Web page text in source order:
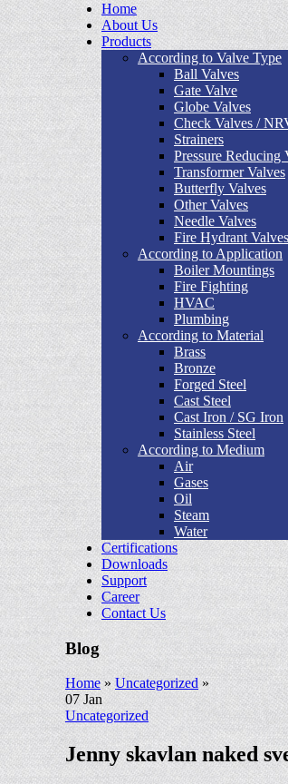
Home
About Us
Products
According to Valve Type
Ball Valves
Gate Valve
Globe Valves
Check Valves /
Strainers
Pressure Reducing
Transformer Valves
Butterfly Valves
Other Valves
Needle Valves
Fire Hydrant
According to Application
Boiler Mountings
Fire Fighting
HVAC
Plumbing
According to Material
Brass
Bronze
Forged Steel
Cast Steel
Cast Iron / SG Iron
Stainless Steel
According to Medium
Air
Gases
Oil
Steam
Water
Certifications
Downloads
Support
Career
Contact Us
Blog
Home »Uncategorized»
07 Jan
Uncategorized
Jenny skavlan naked